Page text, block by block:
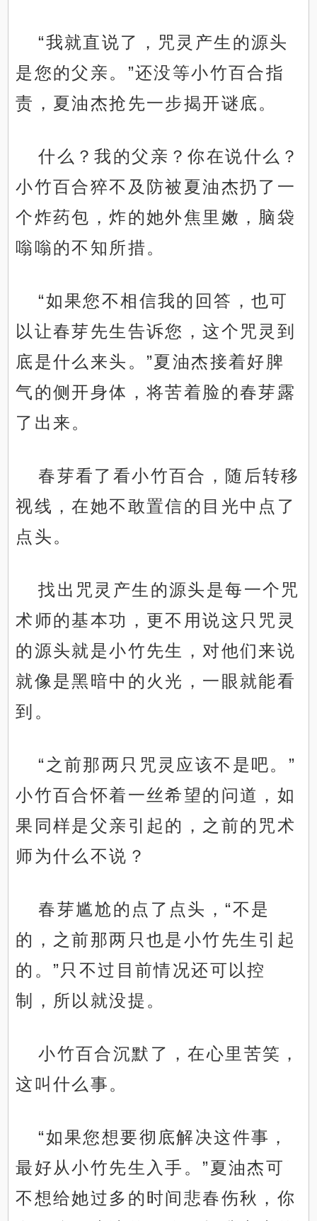
“我就直说了，咒灵产生的源头
是您的父亲。”还没等小竹百合指
责，夏油杰抢先一步揭开谜底。
什么？我的父亲？你在说什么？
小竹百合猝不及防被夏油杰扔了一
个炸药包，炸的她外焦里嫩，脑袋
嗡嗡的不知所措。
“如果您不相信我的回答，也可
以让春芽先生告诉您，这个咒灵到
底是什么来头。”夏油杰接着好脾
气的侧开身体，将苦着脸的春芽露
了出来。
春芽看了看小竹百合，随后转移
视线，在她不敢置信的目光中点了
点头。
找出咒灵产生的源头是每一个咒
术师的基本功，更不用说这只咒灵
的源头就是小竹先生，对他们来说
就像是黑暗中的火光，一眼就能看
到。
“之前那两只咒灵应该不是吧。”
小竹百合怀着一丝希望的问道，如
果同样是父亲引起的，之前的咒术
师为什么不说？
春芽尴尬的点了点头，“不是
的，之前那两只也是小竹先生引起
的。”只不过目前情况还可以控
制，所以就没提。
小竹百合沉默了，在心里苦笑，
这叫什么事。
“如果您想要彻底解决这件事，
最好从小竹先生入手。”夏油杰可
不想给她过多的时间悲春伤秋，你